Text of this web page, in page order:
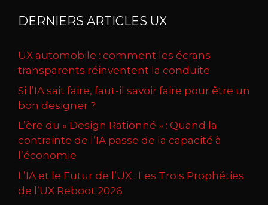
DERNIERS ARTICLES UX
UX automobile : comment les écrans
transparents réinventent la conduite
Si l’IA sait faire, faut-il savoir faire pour être un
bon designer ?
L’ère du « Design Rationné » : Quand la
contrainte de l’IA passe de la capacité à
l’économie
L’IA et le Futur de l’UX : Les Trois Prophéties
de l’UX Reboot 2026